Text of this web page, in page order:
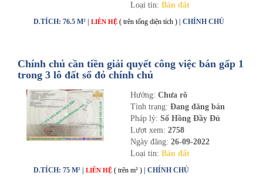
Loại tin: Bán đất
D.TÍCH: 76.5 M² | LIÊN HỆ ( trên tổng diện tích ) | CHÍNH CHỦ
Chính chủ cần tiền giải quyết công việc bán gấp 1
trong 3 lô đất sổ đỏ chính chủ
Hướng: Chưa rõ
Tình trạng: Đang đăng bán
Pháp lý: Sổ Hồng Đầy Đủ
Lượt xem: 2758
Ngày đăng: 26-09-2022
Loại tin: Bán đất
D.TÍCH: 75 M² | LIÊN HỆ ( trên m² ) | CHÍNH CHỦ